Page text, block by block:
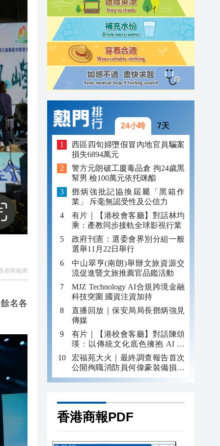
11:03
10:53
10:44
港商報網
名各
24小時 7天
西區四旬婦墮假冒內地官員騙案
損失6894萬元
警方元朗破工廈毒品倉 拘24歲黑
幫男 檢100萬元依托咪酯
鄧炳強批記協換屆屬「黑箱作
業」 斥毫無認受性及公信力
有片｜【港校會客廳】對話林均
乘：產教同步接軌全球影視行業
政府刊憲：選委會界別分組一般
選舉11月22日舉行
中山翠亨(南朗)舉辦文旅資源交
流促進暨文旅推薦官品鑑活動
MJZ Technology AI合規跨境金融
科技突圍 國資注資加持
直播回放｜保安局局長鄧炳強見
傳媒
有片｜【港校會客廳】對話陳頌
瑛：以傳統文化底色擁抱 AI 藝
術新發展
宏福苑大火｜最終調查報告首次
公開殉職消防員何偉豪裝備損毀
照片
香港商報PDF